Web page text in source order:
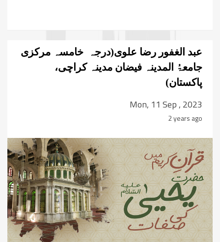
عبد الغفور رضا علوی(درجہ خامسہ مرکزی
جامعۃُ المدینہ فیضان مدینہ کراچی،
پاکستان)
Mon, 11 Sep , 2023
2 years ago